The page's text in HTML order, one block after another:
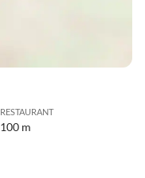
RESTAURANT
100 m